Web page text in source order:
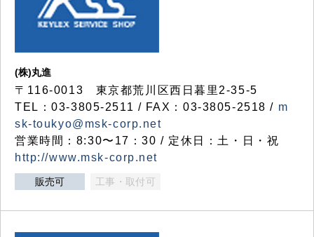
(株)丸進
〒116-0013 東京都荒川区西日暮里2-35-5
TEL：03-3805-2511 / FAX：03-3805-2518 / m
sk-toukyo@msk-corp.net
営業時間：8:30〜17：30 / 定休日：土・日・祝
http://www.msk-corp.net
販売可 工事・取付可